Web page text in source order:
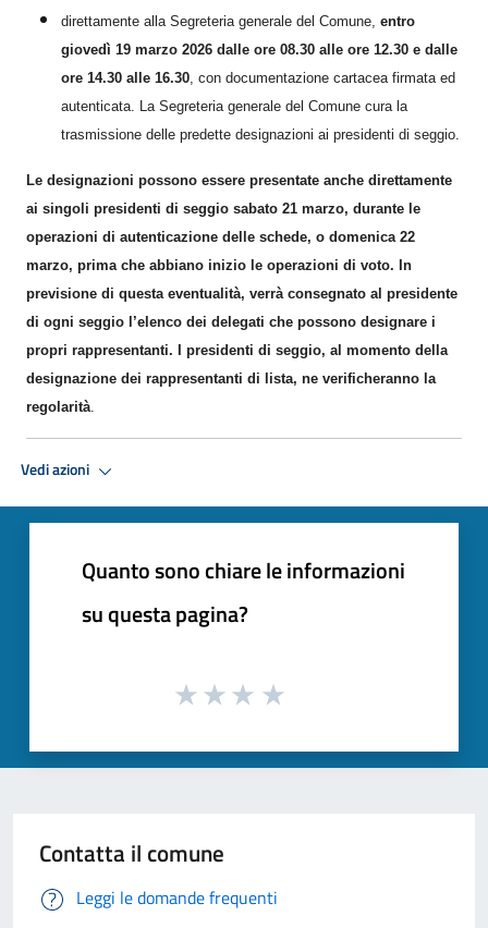
direttamente alla Segreteria generale del Comune, entro
giovedì 19 marzo 2026 dalle ore 08.30 alle ore 12.30 e dalle
ore 14.30 alle 16.30 , con documentazione cartacea firmata ed
autenticata. La Segreteria generale del Comune cura la
trasmissione delle predette designazioni ai presidenti di seggio.
Le designazioni possono essere presentate anche direttamente
ai singoli presidenti di seggio sabato 21 marzo, durante le
operazioni di autenticazione delle schede, o domenica 22
marzo, prima che abbiano inizio le operazioni di voto. In
previsione di questa eventualità, verrà consegnato al presidente
di ogni seggio l’elenco dei delegati che possono designare i
propri rappresentanti. I presidenti di seggio, al momento della
designazione dei rappresentanti di lista, ne verificheranno la
regolarità
Vedi azioni
Quanto sono chiare le informazioni
su questa pagina?
Contatta il comune
Leggi le domande frequenti